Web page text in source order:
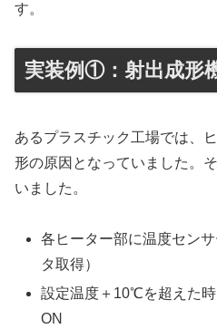
す。
実装例①：射出成形
あるプラスチック工場では、
形の原因となっていました。
いました。
各ヒーター部に温度セン
タ取得）
設定温度＋10℃を超えた
ON